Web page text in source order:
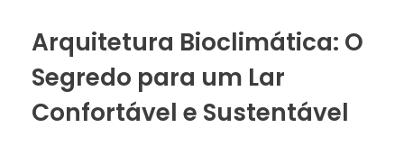
Arquitetura Bioclimática: O
Segredo para um Lar
Confortável e Sustentável